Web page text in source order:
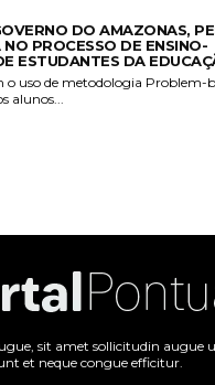
DO AMAZONAS,
PROCESSO DE ENSINO-
ESTUDANTES DA
o uso de metodologia Problem-
alunos...
sit amet sollicitudin augue
et neque congue efficitur.